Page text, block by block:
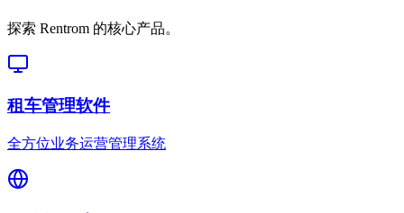
探索 Rentrom 的核心产品。
租车管理软件
全方位业务运营管理系统